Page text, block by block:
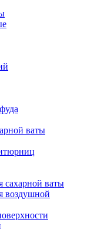
ваты
сахарной ваты
воздушной